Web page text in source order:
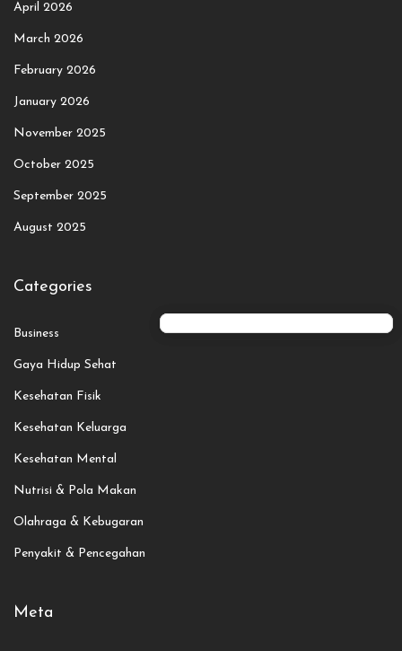
April 2026
March 2026
February 2026
January 2026
November 2025
October 2025
September 2025
August 2025
Categories
Business
Gaya Hidup Sehat
Kesehatan Fisik
Kesehatan Keluarga
Kesehatan Mental
Nutrisi & Pola Makan
Olahraga & Kebugaran
Penyakit & Pencegahan
Meta